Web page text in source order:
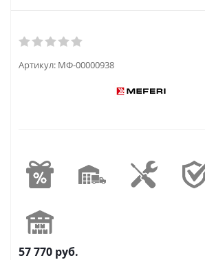
Артикул: МФ-00000938
57 770 руб.